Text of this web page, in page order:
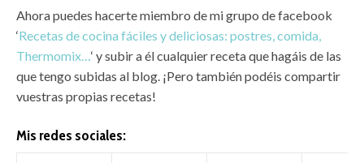
Ahora puedes hacerte miembro de mi grupo de facebook
‘Recetas de cocina fáciles y deliciosas: postres, comida,
Thermomix…‘ y subir a él cualquier receta que hagáis de las
que tengo subidas al blog. ¡Pero también podéis compartir
vuestras propias recetas!
Mis redes sociales: